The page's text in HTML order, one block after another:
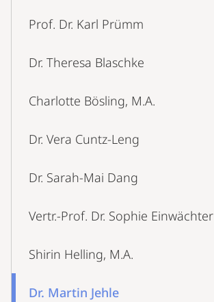
Prof. Dr. Karl Prümm
Dr. Theresa Blaschke
Charlotte Bösling, M.A.
Dr. Vera Cuntz-Leng
Dr. Sarah-Mai Dang
Vertr.-Prof. Dr. Sophie Einwächter
Shirin Helling, M.A.
Dr. Martin Jehle